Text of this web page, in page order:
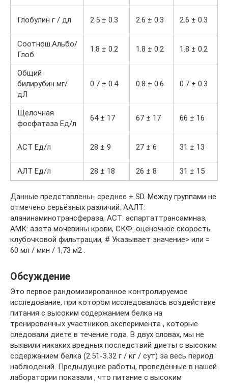
Глобулин г / дл 2.5 ± 0.3 2.6 ± 0.3 2.6 ± 0.3
Соотнош.Альбо/
Глоб.
1.8 ± 0.2 1.8 ± 0.2 1.8 ± 0.2
Общий
билирубин мг/
дЛ
0.7 ± 0.4 0.8 ± 0.6 0.7 ± 0.3
Щелочная
фосфатаза Ед/л
64 ± 17 67 ± 17 66 ± 16
AСT Ед/л 28 ± 9 27 ± 6 31 ± 13
AЛT Ед/л 28 ± 18 26 ± 8 31 ± 15
Данные представлены- среднее ± SD. Между группами не
отмечено серьёзных различий. AАЛТ:
аланинаминотрансфераза, АСТ: аспартаттрансаминаз,
АМК: азота мочевины крови, СКФ: оценочное скорость
клубочковой фильтрации, # Указывает значение> или =
60 мл / мин / 1,73 м2 .
Обсуждение
Это первое рандомизированное контролируемое
исследование, при котором исследовалось воздействие
питания с высоким содержанием белка на
тренированных участников эксперимента , которые
следовали диете в течение года. В двух словах, мы не
выявили никаких вредных последствий диеты с высоким
содержанием белка (2.51-3.32 г / кг / сут) за весь период
наблюдений. Предыдущие работы, проведённые в нашей
лаборатории показали , что питание с высоким